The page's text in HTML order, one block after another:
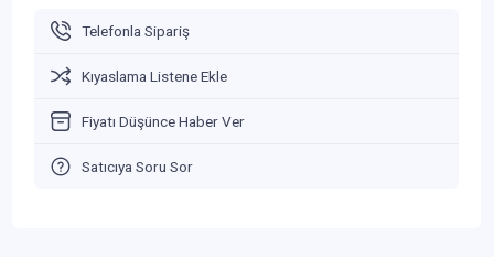
Telefonla Sipariş
Kıyaslama Listene Ekle
Fiyatı Düşünce Haber Ver
Satıcıya Soru Sor